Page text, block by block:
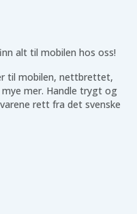
alt til mobilen hos oss!
til mobilen, nettbrettet,
mer. Handle trygt og
rett fra det svenske